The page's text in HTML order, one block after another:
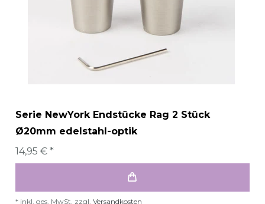
Serie NewYork Endstücke Rag 2 Stück
Ø20mm edelstahl-optik
14,95 € *
* inkl. ges. MwSt. zzgl. Versandkosten